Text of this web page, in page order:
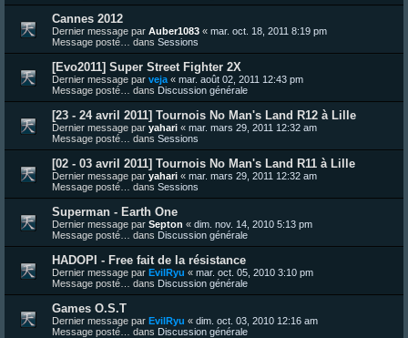
Cannes 2012
Dernier message par Auber1083 « mar. oct. 18, 2011 8:19 pm
Message posté… dans Sessions
[Evo2011] Super Street Fighter 2X
Dernier message par veja « mar. août 02, 2011 12:43 pm
Message posté… dans Discussion générale
[23 - 24 avril 2011] Tournois No Man's Land R12 à Lille
Dernier message par yahari « mar. mars 29, 2011 12:32 am
Message posté… dans Sessions
[02 - 03 avril 2011] Tournois No Man's Land R11 à Lille
Dernier message par yahari « mar. mars 29, 2011 12:32 am
Message posté… dans Sessions
Superman - Earth One
Dernier message par Septon « dim. nov. 14, 2010 5:13 pm
Message posté… dans Discussion générale
HADOPI - Free fait de la résistance
Dernier message par EvilRyu « mar. oct. 05, 2010 3:10 pm
Message posté… dans Discussion générale
Games O.S.T
Dernier message par EvilRyu « dim. oct. 03, 2010 12:16 am
Message posté… dans Discussion générale